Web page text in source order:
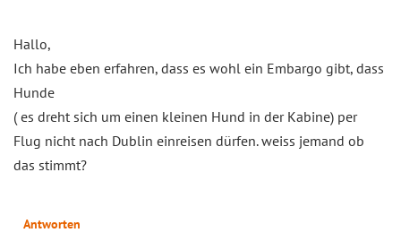
Hallo,
Ich habe eben erfahren, dass es wohl ein Embargo gibt, dass
Hunde
( es dreht sich um einen kleinen Hund in der Kabine) per
Flug nicht nach Dublin einreisen dürfen. weiss jemand ob
das stimmt?
Antworten